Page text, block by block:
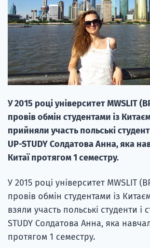
У 2015 році університет MWSLIT
провів обмін студентами із
прийняли участь польські
UP-STUDY Солдатова Анна, яка
Китаї протягом 1 семестру.
У 2015 році університет MWSLIT
провів обмін студентами із
взяли участь польські студенти і
STUDY Солдатова Анна, яка
протягом 1 семестру.